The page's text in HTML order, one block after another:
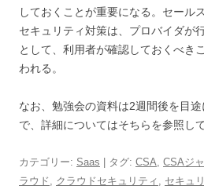
しておくことが重要になる。セール
セキュリティ対策は、プロバイダが
として、利用者が確認しておくべき
われる。
なお、勉強会の資料は2週間後を目
で、詳細についてはそちらを参照し
カテゴリー: Saas | タグ: CSA CSAジ
ラウド
クラウドセキュリティ セキュ